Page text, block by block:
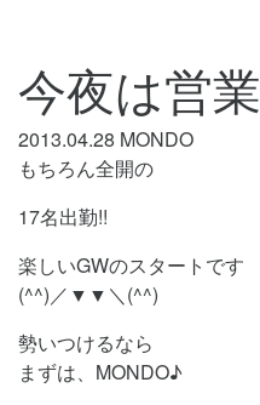
今夜は営
2013.04.28 MONDO
もちろん全開の
17名出勤!!
楽しいGWのスタートです
(^^)／▼▼＼(^^)
勢いつけるなら
まずは、MONDO♪